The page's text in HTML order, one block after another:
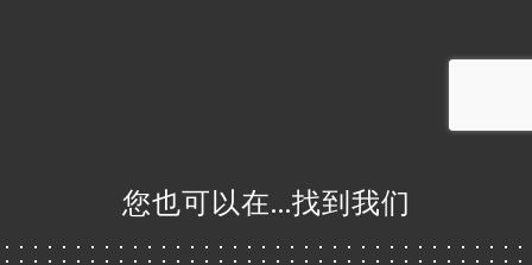
您也可以在…找到我们